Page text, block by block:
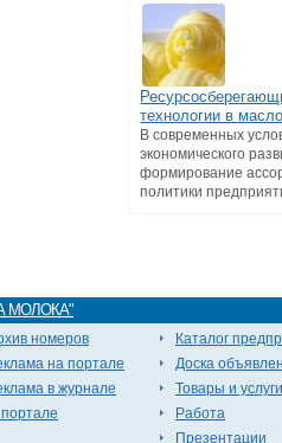
технологии в
В современных
экономического
формирование
политики
МОЛОКА"
номеров
на портале
в журнале
Каталог
Доска
Товары и услуги
Работа
Презентации